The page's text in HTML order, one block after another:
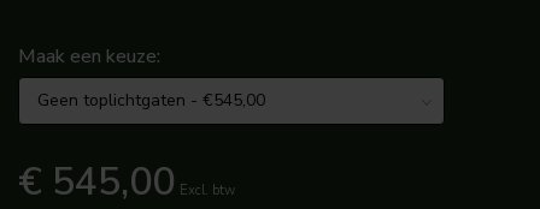
Maak een keuze:
€ 545,00 Excl. btw